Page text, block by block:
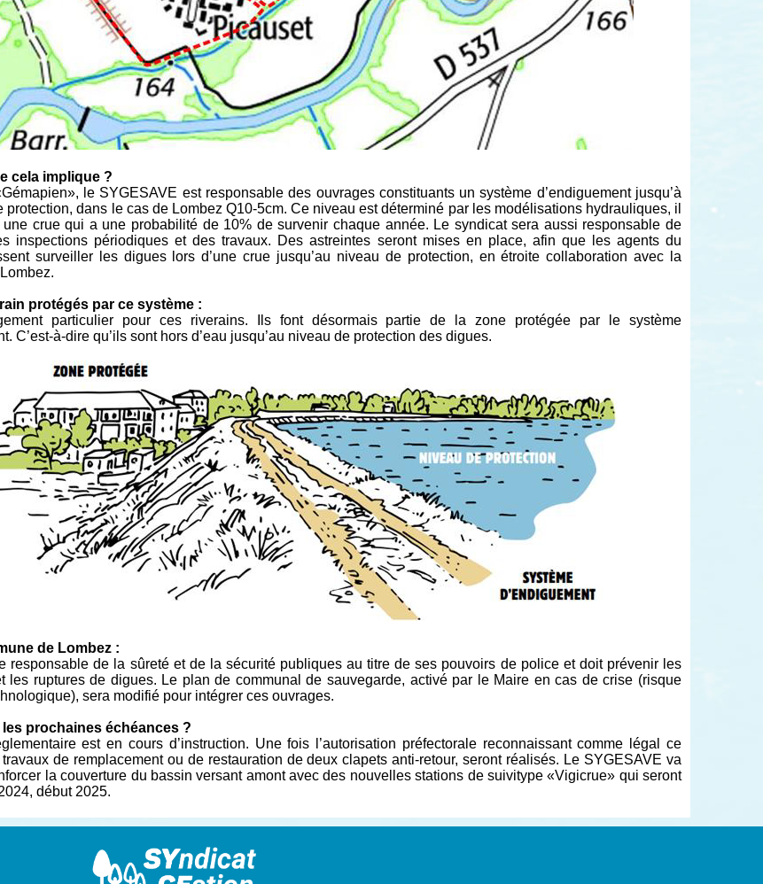
cela implique ?
le SYGESAVE est responsable des ouvrages constituants un système d’endiguement jusqu’à
protection, dans le cas de Lombez Q10-5cm. Ce niveau est déterminé par les modélisations hydrauliques, il
une crue qui a une probabilité de 10% de survenir chaque année. Le syndicat sera aussi responsable de
inspections périodiques et des travaux. Des astreintes seront mises en place, afin que les agents du
surveiller les digues lors d’une crue jusqu’au niveau de protection, en étroite collaboration avec la
protégés par ce système :
particulier pour ces riverains. Ils font désormais partie de la zone protégée par le système
C’est-à-dire qu’ils sont hors d’eau jusqu’au niveau de protection des digues.
de Lombez :
responsable de la sûreté et de la sécurité publiques au titre de ses pouvoirs de police et doit prévenir les
les ruptures de digues. Le plan de communal de sauvegarde, activé par le Maire en cas de crise (risque
sera modifié pour intégrer ces ouvrages.
prochaines échéances ?
est en cours d’instruction. Une fois l’autorisation préfectorale reconnaissant comme légal ce
de remplacement ou de restauration de deux clapets anti-retour, seront réalisés. Le SYGESAVE va
la couverture du bassin versant amont avec des nouvelles stations de suivitype «Vigicrue» qui seront
début 2025.